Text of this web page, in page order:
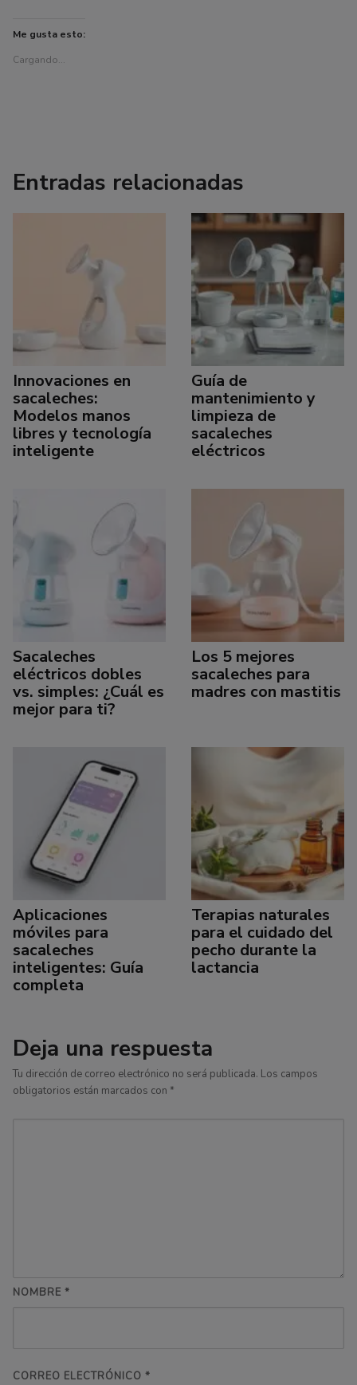
Me gusta esto:
Cargando...
Entradas relacionadas
Innovaciones en
sacaleches:
Modelos manos
libres y tecnología
inteligente
Guía de
mantenimiento y
limpieza de
sacaleches
eléctricos
Sacaleches
eléctricos dobles
vs. simples: ¿Cuál es
mejor para ti?
Los 5 mejores
sacaleches para
madres con mastitis
Aplicaciones
móviles para
sacaleches
inteligentes: Guía
completa
Terapias naturales
para el cuidado del
pecho durante la
lactancia
Deja una respuesta
Tu dirección de correo electrónico no será publicada. Los campos
obligatorios están marcados con *
NOMBRE *
CORREO ELECTRÓNICO *